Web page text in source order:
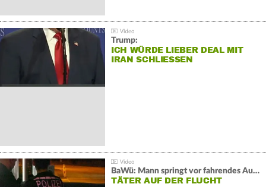
Trump:
ICH WÜRDE LIEBER DEAL MIT
IRAN SCHLIESSEN
BaWü: Mann springt vor fahrendes Auto und schießt
TÄTER AUF DER FLUCHT